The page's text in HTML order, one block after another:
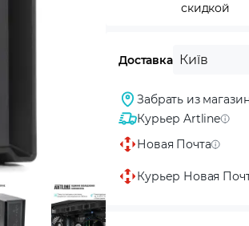
скидкой
Доставка Київ
Забрать из
Курьер Artline
Новая Почта
Курьер Новая